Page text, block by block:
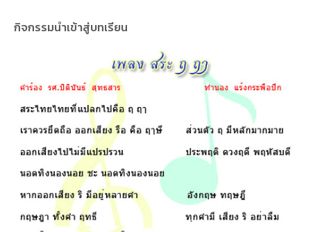
กิจกรรมนำเข้าสู่บทเรียน